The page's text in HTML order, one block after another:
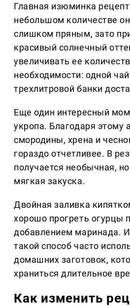
Главная изюминка
небольшом количестве
слишком пряным, зато
красивый солнечный
увеличивать ее
необходимости: одной
трехлитровой банки
Еще один интересный
укропа. Благодаря этому
смородины, хрена и
гораздо отчетливее. В
получается необычная,
мягкая закуска.
Двойная заливка
хорошо прогреть огурцы
добавлением маринада.
такой способ часто
домашних заготовок,
храниться длительное
Как изменить